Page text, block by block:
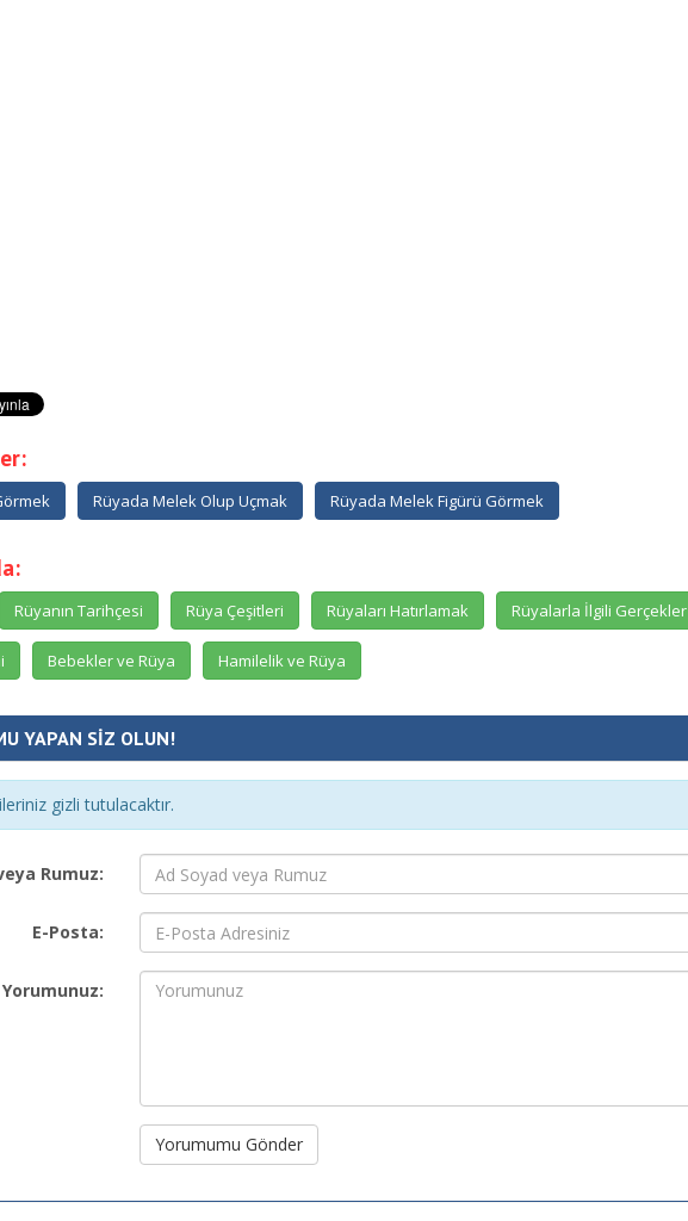
Rüyada Melek Olup Uçmak Rüyada Melek Figürü Görmek
Rüyanın Tarihçesi Rüya Çeşitleri Rüyaları Hatırlamak Rüyalarla İlgili Gerçekler
Bebekler ve Rüya Hamilelik ve Rüya
YAPAN SİZ OLUN!
gizli tutulacaktır.
Rumuz:
E-Posta:
Yorumunuz:
Yorumumu Gönder